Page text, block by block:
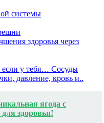
системы
здоровья через
если у тебя… Сосуды
давление, кровь и..
ягода с
здоровья!